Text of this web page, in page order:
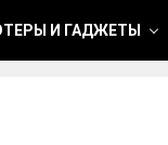
И ГАДЖЕТЫ